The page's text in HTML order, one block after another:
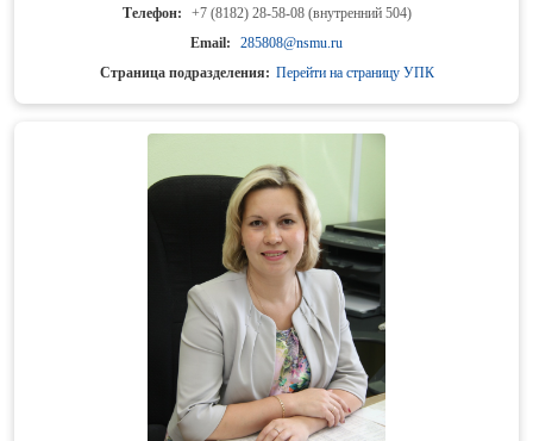
Телефон:
+7 (8182) 28-58-08 (внутренний 504)
Email:
285808@nsmu.ru
Страница подразделения: Перейти на страницу УПК